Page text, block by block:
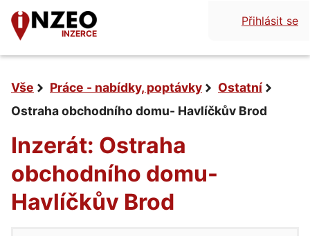
INZERCE
Přihlásit se
Vše Práce - nabídky, poptávky
Ostatní
Ostraha obchodního domu- Havlíčkův Brod
Inzerát: Ostraha
obchodního domu-
Havlíčkův Brod